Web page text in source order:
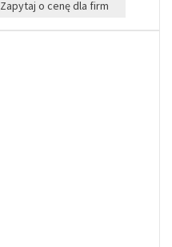
Zapytaj o cenę dla firm